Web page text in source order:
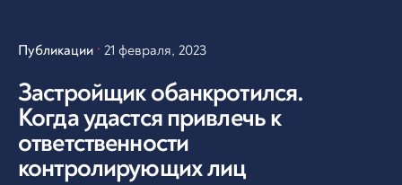
Публикации 21 февраля, 2023
Застройщик обанкротился.
Когда удастся привлечь к
ответственности
контролирующих лиц